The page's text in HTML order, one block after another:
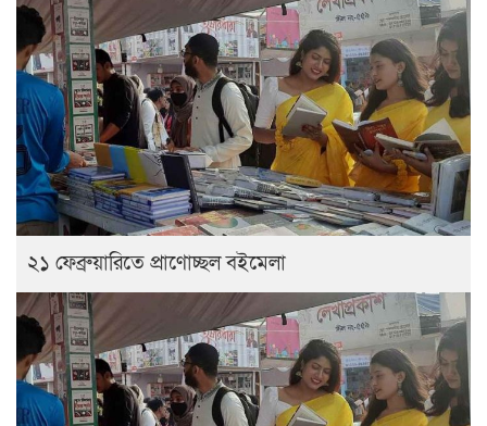
২১ ফেব্রুয়ারিতে প্রাণোচ্ছল বইমেলা